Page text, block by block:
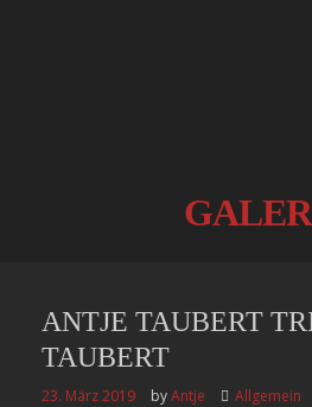
ANTJE TAUBERT
TAUBERT
23. März 2019 byAntje
Allgemein